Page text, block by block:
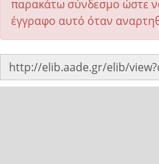
παρακάτω σύνδεσμο ώστε
έγγραφο αυτό όταν